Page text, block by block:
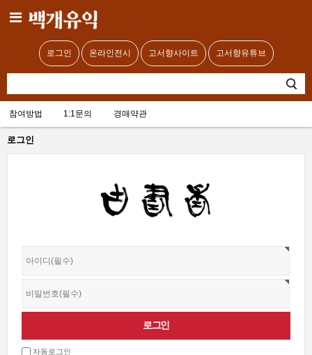
로그인 온라인전시 고서향사이트 고서향유튜브
참여방법 1:1문의 경매약관
로그인
자동로그인